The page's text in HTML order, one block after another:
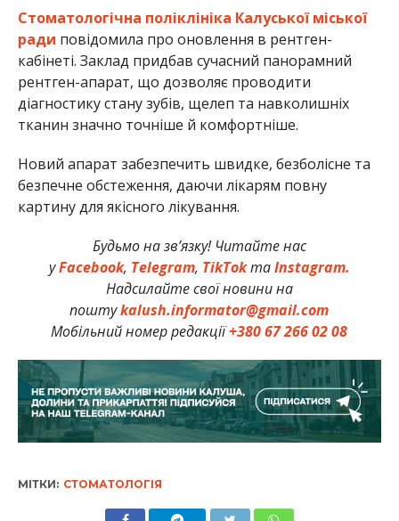
Стоматологічна поліклініка Калуської міської
ради повідомила про оновлення в рентген-
кабінеті. Заклад придбав сучасний панорамний
рентген-апарат, що дозволяє проводити
діагностику стану зубів, щелеп та навколишніх
тканин значно точніше й комфортніше.
Новий апарат забезпечить швидке, безболісне та
безпечне обстеження, даючи лікарям повну
картину для якісного лікування.
Будьмо на зв’язку! Читайте нас
уFacebook, Telegram, TikTokтаInstagram.
Надсилайте свої новини на
поштуkalush.informator@gmail.com
Мобільний номер редакції+380 67 266 02 08
МІТКИ: СТОМАТОЛОГІЯ